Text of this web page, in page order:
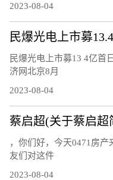
2023-08-04
民爆光电上市募13 4亿首
济网北京8月
2023-08-04
蔡启超(关于蔡启超
，你们好，今天0471房
友们对这件
2023-08-04